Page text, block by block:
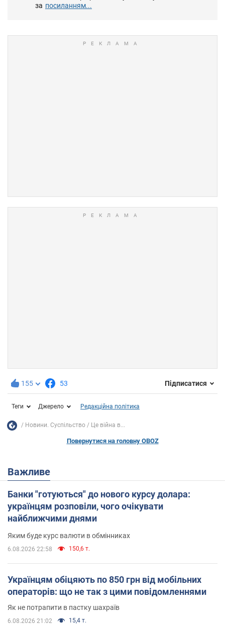
за посиланням...
155 53 Підписатися
Теги Джерело Редакційна політика
Новини. Суспільство Це війна в...
Повернутися на головну OBOZ
Важливе
Банки "готуються" до нового курсу долара:
українцям розповіли, чого очікувати
найближчими днями
Яким буде курс валюти в обмінниках
6.08.2026 22:58 150,6 т.
Українцям обіцяють по 850 грн від мобільних
операторів: що не так з цими повідомленнями
Як не потрапити в пастку шахраїв
6.08.2026 21:02 15,4 т.